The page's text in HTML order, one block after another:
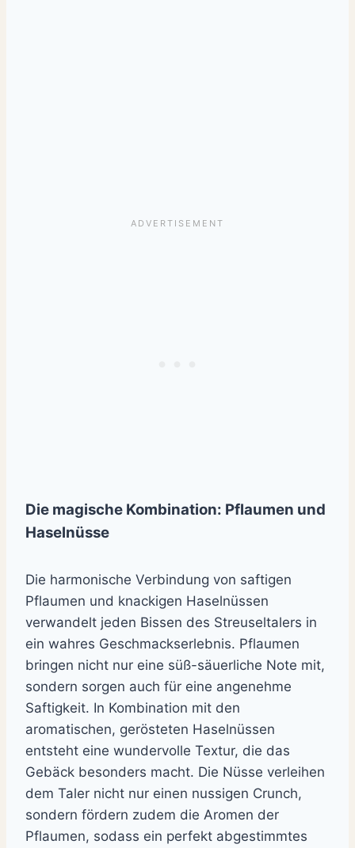
Die magische Kombination: Pflaumen und
Haselnüsse
Die harmonische Verbindung von saftigen
Pflaumen und knackigen Haselnüssen
verwandelt jeden Bissen des Streuseltalers in
ein wahres Geschmackserlebnis. Pflaumen
bringen nicht nur eine süß-säuerliche Note mit,
sondern sorgen auch für eine angenehme
Saftigkeit. In Kombination mit den
aromatischen, gerösteten Haselnüssen
entsteht eine wundervolle Textur, die das
Gebäck besonders macht. Die Nüsse verleihen
dem Taler nicht nur einen nussigen Crunch,
sondern fördern zudem die Aromen der
Pflaumen, sodass ein perfekt abgestimmtes